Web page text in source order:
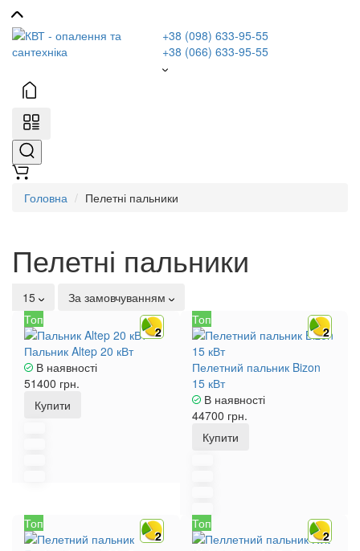
+38 (098) 633-95-55
+38 (066) 633-95-55
Головна Пелетні пальники
Пелетні пальники
15 За замовчуванням
2
Топ
Пальник Altep 20 кВт
В наявності
51400 грн.
Купити
2
Топ
Пелетний пальник Bizon
15 кВт
В наявності
44700 грн.
Купити
2
Топ
2
Топ